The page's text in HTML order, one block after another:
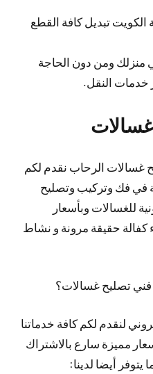
الكويت تبديل كافة القطع
منزلك ومن دون الحاجة
خدمات النقل.
الرحاب نقدم لكم
في فك وتركيب وتصليح
للغسالات وبأسعار
كفالة حقيقة مرونة و نشاط
تصليح غسالات؟
لنقدم لكم كافة خدماتنا
مميزة سارع بالاشتراك
يتوفر أيضا لدينا: